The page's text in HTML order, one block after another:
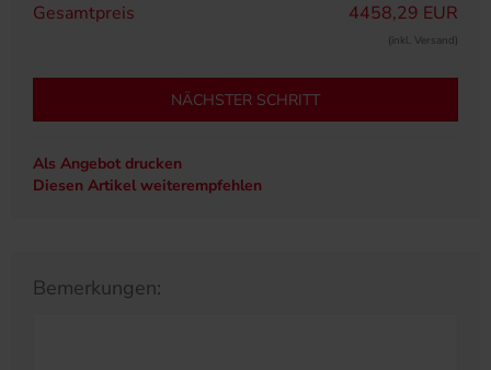
Gesamtpreis 4458,29 EUR
(inkl. Versand)
NÄCHSTER SCHRITT
Als Angebot drucken
Diesen Artikel weiterempfehlen
Bemerkungen: